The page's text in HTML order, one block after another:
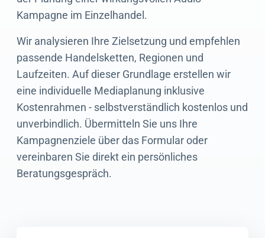
Kampagne im Einzelhandel.
Wir analysieren Ihre Zielsetzung und empfehlen
passende Handelsketten, Regionen und
Laufzeiten. Auf dieser Grundlage erstellen wir
eine individuelle Mediaplanung inklusive
Kostenrahmen - selbstverständlich kostenlos und
unverbindlich. Übermitteln Sie uns Ihre
Kampagnenziele über das Formular oder
vereinbaren Sie direkt ein persönliches
Beratungsgespräch.